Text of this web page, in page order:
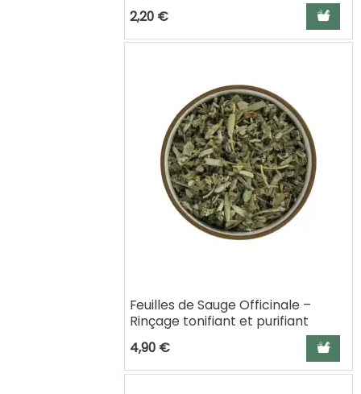
2,20 €
Ajouter
Feuilles de Sauge Officinale –
Rinçage tonifiant et purifiant
cheveux
4,90 € Ajouter